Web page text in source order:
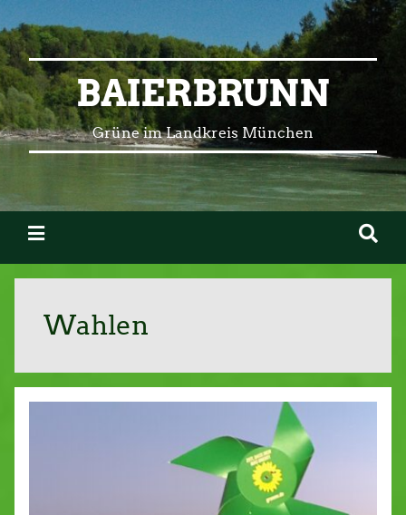
BAIERBRUNN
Grüne im Landkreis München
Wahlen